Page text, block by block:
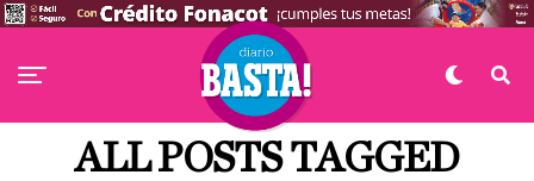
ALL POSTS TAGGED